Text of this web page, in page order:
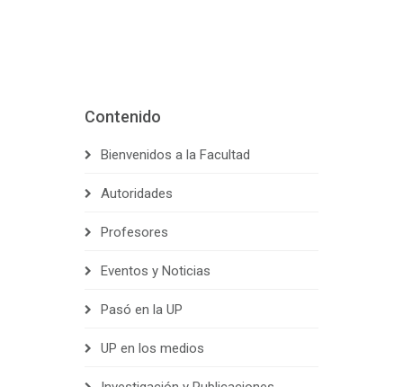
Contenido
Bienvenidos a la Facultad
Autoridades
Profesores
Eventos y Noticias
Pasó en la UP
UP en los medios